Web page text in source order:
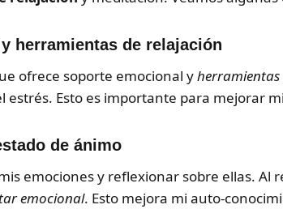
herramientas de relajación
ofrece soporte emocional y
estrés. Esto es importante para mejorar mi
de ánimo
emociones y reflexionar sobre ellas.
emocional. Esto mejora mi auto-